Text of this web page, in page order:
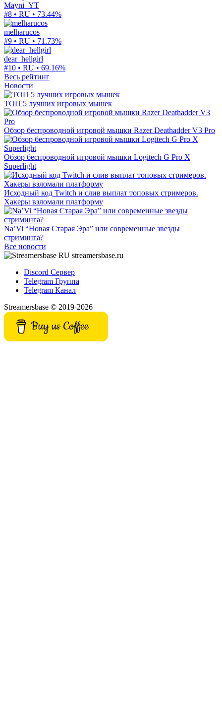
Mayni_YT
#8 • RU • 73.44%
melharucos
#9 • RU • 71.73%
dear_hellgirl
#10 • RU • 69.16%
Весь рейтинг
Новости
ТОП 5 лучших игровых мышек
Обзор беспроводной игровой мышки Razer Deathadder V3 Pro
Обзор беспроводной игровой мышки Logitech G Pro X
Superlight
Исходный код Twitch и слив выплат топовых стримеров.
Хакеры взломали платформу
Na’Vi “Новая Старая Эра” или современные звезды
стриминга?
Все новости
streamersbase.ru
Discord Сервер
Telegram Группа
Telegram Канал
Streamersbase © 2019-2026
Buy us Coffee